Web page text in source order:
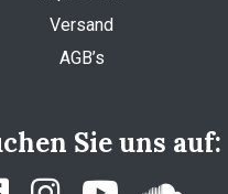
Versand
AGB’s
Sie uns auf: